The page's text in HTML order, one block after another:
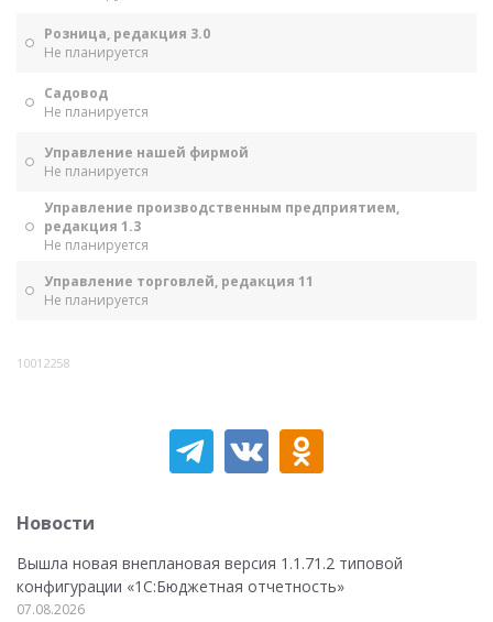
Розница, редакция 3.0
Не планируется
Садовод
Не планируется
Управление нашей фирмой
Не планируется
Управление производственным предприятием,
редакция 1.3
Не планируется
Управление торговлей, редакция 11
Не планируется
10012258
Новости
Вышла новая внеплановая версия 1.1.71.2 типовой
конфигурации «1C:Бюджетная отчетность»
07.08.2026